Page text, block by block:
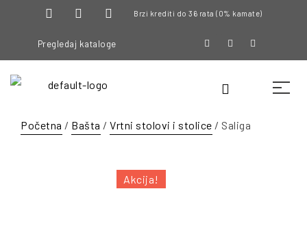
Brzi krediti do 36 rata (0% kamate)
Pregledaj kataloge
Početna / Bašta / Vrtni stolovi i stolice / Saliga
Akcija!